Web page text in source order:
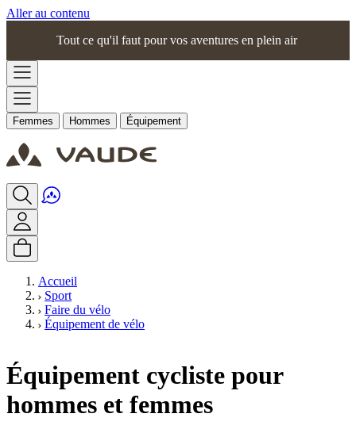
Aller au contenu
Tout ce qu'il faut pour vos aventures en plein air
Femmes Hommes Équipement
Accueil
Sport
Faire du vélo
Équipement de vélo
Équipement cycliste pour
hommes et femmes